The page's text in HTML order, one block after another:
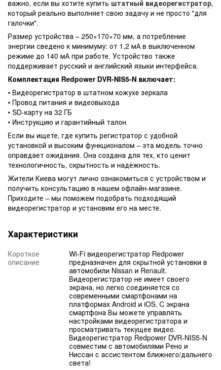
важно, если вы хотите купить штатный видеорегистратор,
который реально выполняет свою задачу и не просто "для
галочки".
Размер устройства – 250×170×70 мм, а потребление
энергии сведено к минимуму: от 1,2 мА в выключенном
режиме до 140 мА при работе. Устройство также
поддерживает русский и английский языки интерфейса.
Комплектация Redpower DVR-NIS5-N включает:
• Видеорегистратор в штатном кожухе зеркала
• Провод питания и видеовыхода
• SD-карту на 32 ГБ
• Инструкцию и гарантийный талон
Если вы ищете, где купить регистратор с удобной
установкой и высоким функционалом – эта модель точно
оправдает ожидания. Она создана для тех, кто ценит
технологичность, скрытность и надёжность.
Жители Киева могут лично ознакомиться с устройством и
получить консультацию в нашем офлайн-магазине.
Приходите – мы поможем подобрать подходящий
видеорегистратор и установим его на месте.
Характеристики
Короткое
описание
Wi-Fi видеорегистратор Redpower
предназначен для скрытной установки в
автомобили Nissan и Renault.
Видеорегистратор не имеет своего
экрана, но легко соединяется со
современными смартфонами на
платформах Android и iOS. C экрана
смартфона Вы можете управлять
настройками видеорегистратора и
просматривать текущее видео.
Видеорегистратор Redpower DVR-NIS5-N
совместим с автомобилями Рено и
Ниссан с ассистентом ближнего/дальнего
света!